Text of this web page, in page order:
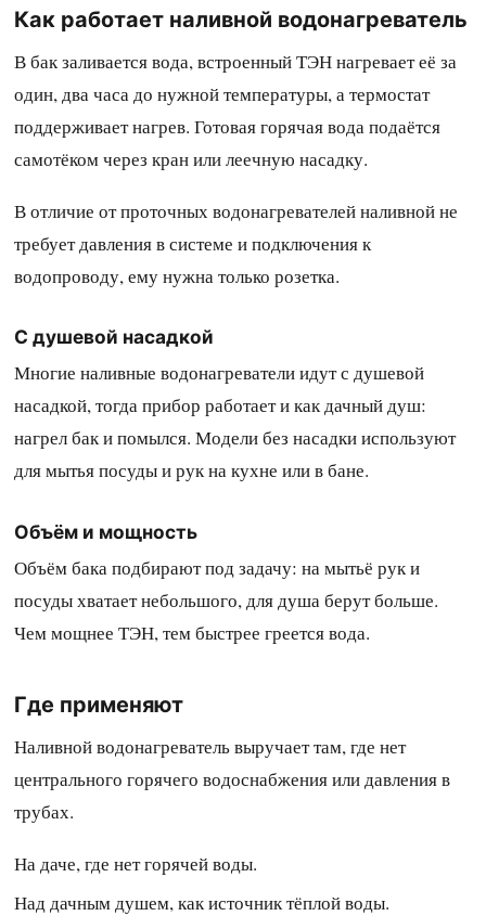
Как работает наливной водонагреватель
В бак заливается вода, встроенный ТЭН нагревает её за
один, два часа до нужной температуры, а термостат
поддерживает нагрев. Готовая горячая вода подаётся
самотёком через кран или леечную насадку.
В отличие от проточных водонагревателей наливной не
требует давления в системе и подключения к
водопроводу, ему нужна только розетка.
С душевой насадкой
Многие наливные водонагреватели идут с душевой
насадкой, тогда прибор работает и как дачный душ:
нагрел бак и помылся. Модели без насадки используют
для мытья посуды и рук на кухне или в бане.
Объём и мощность
Объём бака подбирают под задачу: на мытьё рук и
посуды хватает небольшого, для душа берут больше.
Чем мощнее ТЭН, тем быстрее греется вода.
Где применяют
Наливной водонагреватель выручает там, где нет
центрального горячего водоснабжения или давления в
трубах.
На даче, где нет горячей воды.
Над дачным душем, как источник тёплой воды.